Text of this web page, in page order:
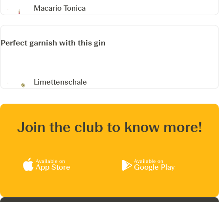
Macario Tonica
Perfect garnish with this gin
Limettenschale
Join the club to know more!
Available on
App Store
Available on
Google Play